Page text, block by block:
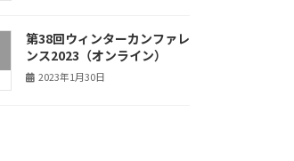
第38回ウィンターカンファレ
ンス2023（オンライン）
2023年1月30日